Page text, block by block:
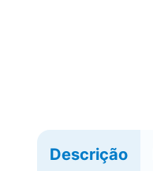
Descrição